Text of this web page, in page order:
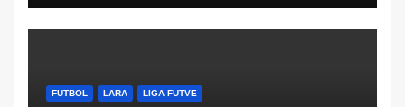
FUTBOL LARA LIGA FUTVE